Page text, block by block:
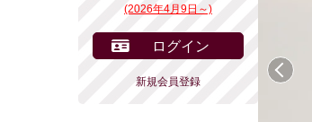
(2026年4月9日～)
ログイン
新規会員登録 前へ